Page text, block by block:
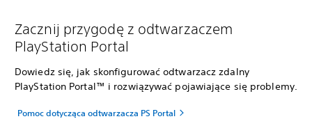
Zacznij przygodę z odtwarzaczem
PlayStation Portal
Dowiedz się, jak skonfigurować odtwarzacz zdalny
PlayStation Portal™ i rozwiązywać pojawiające się problemy.
Pomoc dotycząca odtwarzacza PS Portal